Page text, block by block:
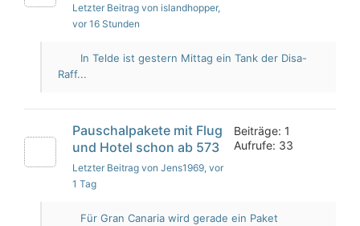
Letzter Beitrag von islandhopper,
vor 16 Stunden
In Telde ist gestern Mittag ein Tank der Disa-
Raff...
Pauschalpakete mit Flug
und Hotel schon ab 573
Letzter Beitrag von Jens1969, vor
1 Tag
Beiträge: 1
Aufrufe: 33
Für Gran Canaria wird gerade ein Paket